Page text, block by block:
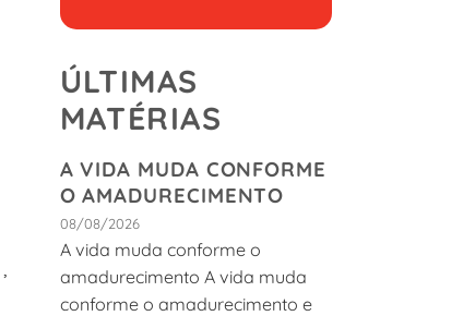
ÚLTIMAS
MATÉRIAS
A VIDA MUDA CONFORME
O AMADURECIMENTO
08/08/2026
A vida muda conforme o
amadurecimento A vida muda
conforme o amadurecimento e